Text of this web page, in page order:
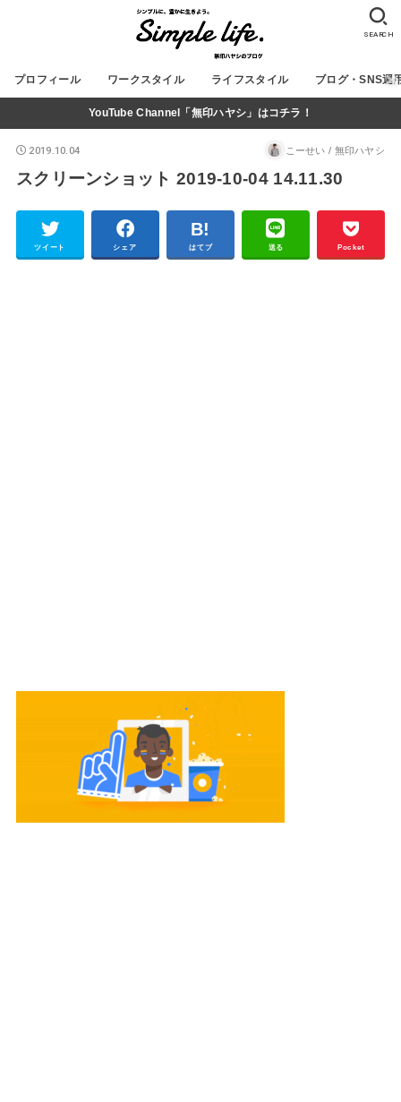
プロフィール ワークスタイル ライフスタイル ブログ・SNS運
SEARCH
YouTube Channel「無印ハヤシ」はコチラ！
2019.10.04 こーせい / 無印ハヤシ
スクリーンショット 2019-10-04 14.11.30
ツイート シェア はてブ 送る Pocket